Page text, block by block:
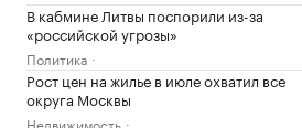
В кабмине Литвы поспорили из-за
«российской угрозы»
Политика
Рост цен на жилье в июле охватил все
округа Москвы
Недвижимость